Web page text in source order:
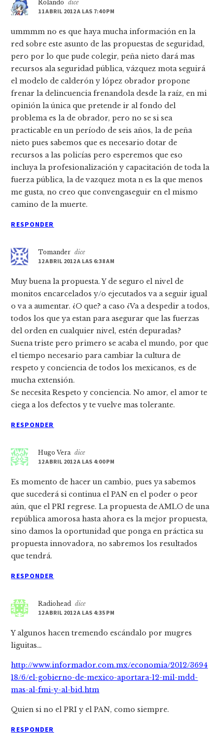
Rolando
dice
11 ABRIL 2012 A LAS 7:40 PM
ummmm no es que haya mucha información en la
red sobre este asunto de las propuestas de seguridad,
pero por lo que pude colegir, peña nieto dará mas
recursos ala seguridad pública, vázquez mota seguirá
el modelo de calderón y lópez obrador propone
frenar la delincuencia frenandola desde la raíz, en mi
opinión la única que pretende ir al fondo del
problema es la de obrador, pero no se si sea
practicable en un período de seis años, la de peña
nieto pues sabemos que es necesario dotar de
recursos a las policías pero esperemos que eso
incluya la profesionalización y capacitación de toda la
fuerza pública, la de vazquez mota n es la que menos
me gusta, no creo que convengaseguir en el mismo
camino de la muerte.
RESPONDER
Tomander dice
12 ABRIL 2012 A LAS 6:38 AM
Muy buena la propuesta. Y de seguro el nivel de
monitos encarcelados y/o ejecutados va a seguir igual
o va a aumentar. ¿O que? a caso ¿Va a despedir a todos,
todos los que ya estan para asegurar que las fuerzas
del orden en cualquier nivel, estén depuradas?
Suena triste pero primero se acaba el mundo, por que
el tiempo necesario para cambiar la cultura de
respeto y conciencia de todos los mexicanos, es de
mucha extensión.
Se necesita Respeto y conciencia. No amor, el amor te
ciega a los defectos y te vuelve mas tolerante.
RESPONDER
Hugo Vera dice
12 ABRIL 2012 A LAS 4:00 PM
Es momento de hacer un cambio, pues ya sabemos
que sucederá si continua el PAN en el poder o peor
aún, que el PRI regrese. La propuesta de AMLO de una
república amorosa hasta ahora es la mejor propuesta,
sino damos la oportunidad que ponga en práctica su
propuesta innovadora, no sabremos los resultados
que tendrá.
RESPONDER
Radiohead dice
12 ABRIL 2012 A LAS 4:35 PM
Y algunos hacen tremendo escándalo por mugres
liguitas…
http://www.informador.com.mx/economia/2012/3694
18/6/el-gobierno-de-mexico-aportara-12-mil-mdd-
mas-al-fmi-y-al-bid.htm
Quien si no el PRI y el PAN, como siempre.
RESPONDER